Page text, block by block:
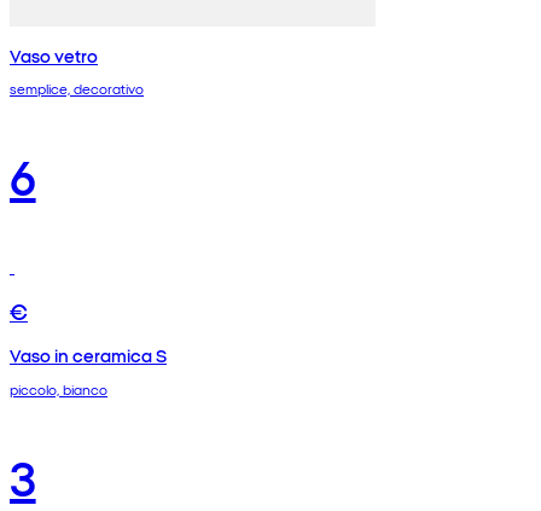
Vaso vetro
semplice, decorativo
6
€
Vaso in ceramica S
piccolo, bianco
3